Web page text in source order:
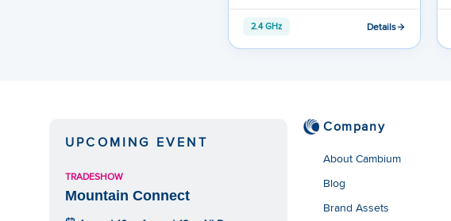
2.4 GHz Details
UPCOMING EVENT
TRADESHOW
Mountain Connect
Company
About Cambium
Blog
Brand Assets